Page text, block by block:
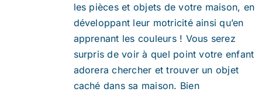
les pièces et objets de votre maison, en
développant leur motricité ainsi qu’en
apprenant les couleurs ! Vous serez
surpris de voir à quel point votre enfant
adorera chercher et trouver un objet
caché dans sa maison. Bien